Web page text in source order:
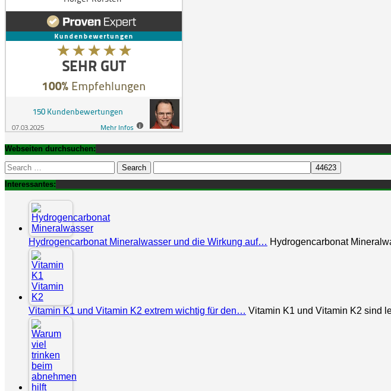
Webseiten durchsuchen:
Search
for:
Interessantes:
Hydrogencarbonat Mineralwasser und die Wirkung auf… Hydrogencarbonat
Vitamin K1 und Vitamin K2 extrem wichtig für den… Vitamin K1 und Vitamin K2 sind